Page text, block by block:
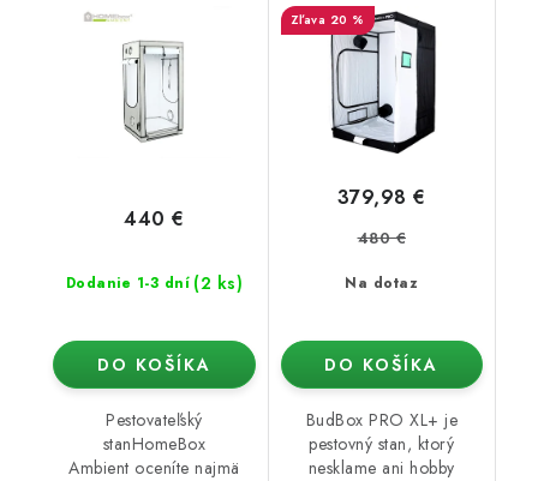
Dodanie 1-3 dní (2 ks)
440 €
DO KOŠÍKA
Pestovateľský
stanHomeBox
Ambient oceníte najmä
20 %
Na dotaz
379,98 €
480 €
DO KOŠÍKA
BudBox PRO XL+ je
pestovný stan, ktorý
nesklame ani hobby